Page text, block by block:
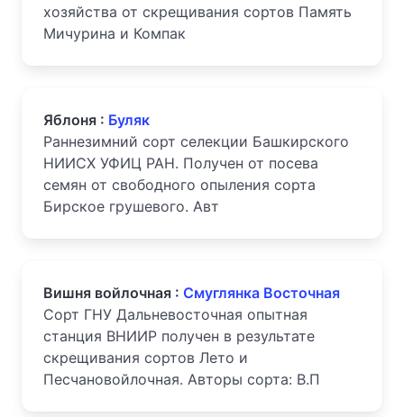
хозяйства от скрещивания сортов Память
Мичурина и Компак
Яблоня : Буляк
Раннезимний сорт селекции Башкирского
НИИСХ УФИЦ РАН. Получен от посева
семян от свободного опыления сорта
Бирское грушевого. Авт
Вишня войлочная : Смуглянка Восточная
Сорт ГНУ Дальневосточная опытная
станция ВНИИР получен в результате
скрещивания сортов Лето и
Песчановойлочная. Авторы сорта: В.П